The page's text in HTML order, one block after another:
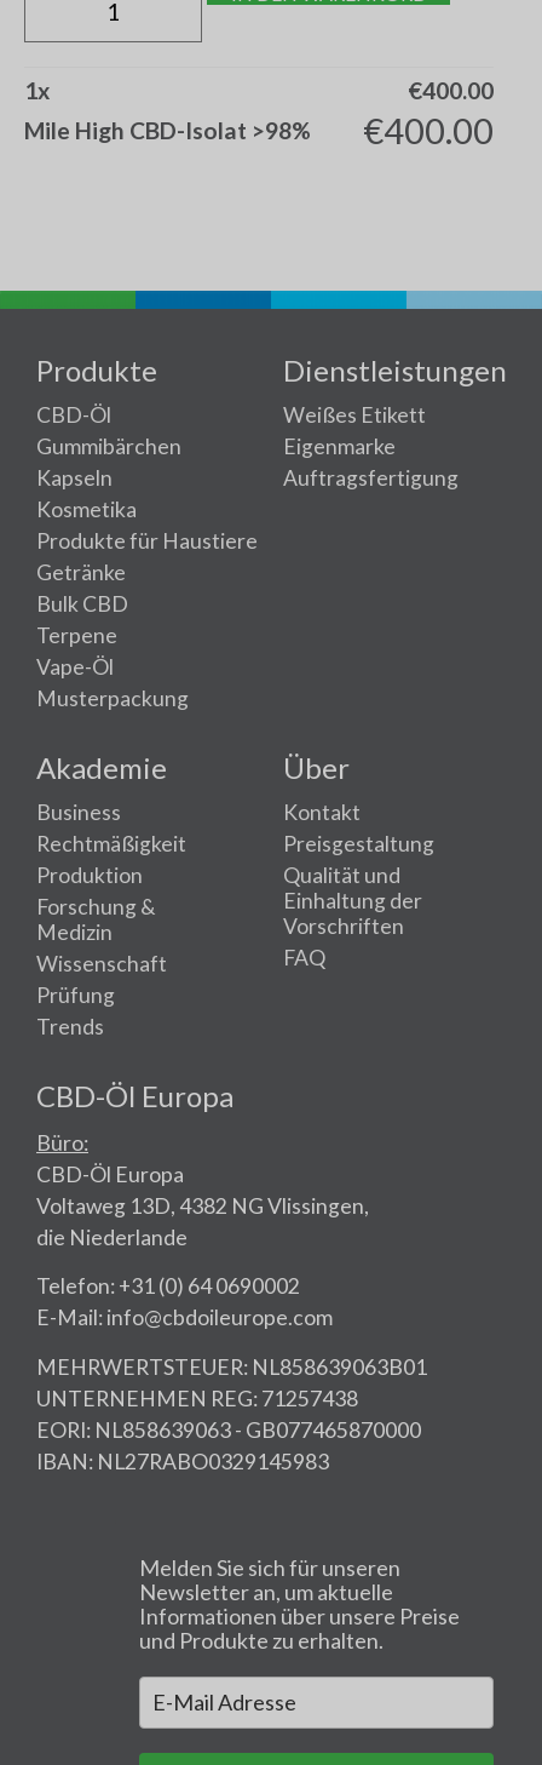
1x €400.00
Mile High CBD-Isolat >98%
€400.00
Produkte
CBD-Öl
Gummibärchen
Kapseln
Kosmetika
Produkte für Haustiere
Getränke
Bulk CBD
Terpene
Vape-Öl
Musterpackung
Dienstleistungen
Weißes Etikett
Eigenmarke
Auftragsfertigung
Akademie
Business
Rechtmäßigkeit
Produktion
Forschung &
Medizin
Wissenschaft
Prüfung
Trends
Über
Kontakt
Preisgestaltung
Qualität und
Einhaltung der
Vorschriften
FAQ
CBD-Öl Europa
Büro:
CBD-Öl Europa
Voltaweg 13D, 4382 NG Vlissingen,
die Niederlande
Telefon: +31 (0) 64 0690002
E-Mail: info@cbdoileurope.com
MEHRWERTSTEUER: NL858639063B01
UNTERNEHMEN REG: 71257438
EORI: NL858639063 - GB077465870000
IBAN: NL27RABO0329145983
Melden Sie sich für unseren
Newsletter an, um aktuelle
Informationen über unsere Preise
und Produkte zu erhalten.